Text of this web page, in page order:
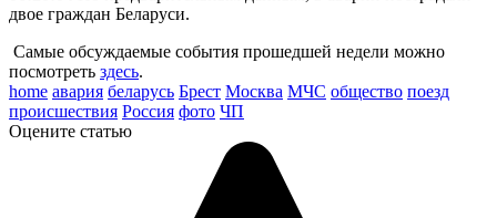
двое граждан Беларуси.
Самые обсуждаемые события прошедшей недели можно
посмотреть здесь.
home авария беларусь Брест Москва МЧС общество поезд
происшествия Россия фото ЧП
Оцените статью